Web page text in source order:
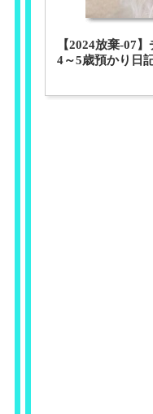
【2024放棄-07
4～5歳預かり日